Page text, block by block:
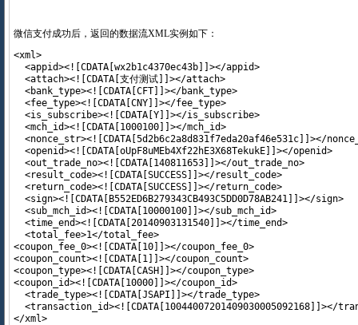
微信支付成功后，返回的数据流XML实例如下：
<xml>
  <appid><![CDATA[wx2b1c4370ec43b]]></appid>
  <attach><![CDATA[支付测试]]></attach>
  <bank_type><![CDATA[CFT]]></bank_type>
  <fee_type><![CDATA[CNY]]></fee_type>
  <is_subscribe><![CDATA[Y]]></is_subscribe>
  <mch_id><![CDATA[1000100]]></mch_id>
<nonce_str><![CDATA[5d2b6c2a8d831f7eda20af46e531c]]></
  <openid><![CDATA[oUpF8uMEb4Xf22hE3X68TekukE]]></openid>
  <out_trade_no><![CDATA[140811653]]></out_trade_no>
  <result_code><![CDATA[SUCCESS]]></result_code>
  <return_code><![CDATA[SUCCESS]]></return_code>
  <sign><![CDATA[B552ED6B279343CB493C5DD0D78AB241]]></sign>
  <sub_mch_id><![CDATA[10000100]]></sub_mch_id>
  <time_end><![CDATA[20140903131540]]></time_end>
  <total_fee>1</total_fee>
<coupon_fee_0><![CDATA[10]]></coupon_fee_0>
<coupon_count><![CDATA[1]]></coupon_count>
<coupon_type><![CDATA[CASH]]></coupon_type>
<coupon_id><![CDATA[10000]]></coupon_id>
  <trade_type><![CDATA[JSAPI]]></trade_type>
<transaction_id><![CDATA[10044007201409030005092168]]></
</xml>